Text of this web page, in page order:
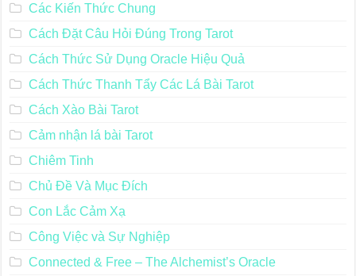
Các Kiến Thức Chung
Cách Đặt Câu Hỏi Đúng Trong Tarot
Cách Thức Sử Dụng Oracle Hiệu Quả
Cách Thức Thanh Tẩy Các Lá Bài Tarot
Cách Xào Bài Tarot
Cảm nhận lá bài Tarot
Chiêm Tinh
Chủ Đề Và Mục Đích
Con Lắc Cảm Xạ
Công Việc và Sự Nghiệp
Connected & Free – The Alchemist’s Oracle